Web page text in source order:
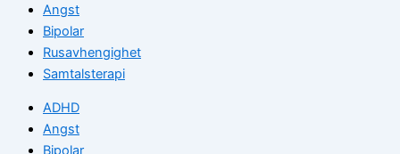
Angst
Bipolar
Rusavhengighet
Samtalsterapi
ADHD
Angst
Bipolar